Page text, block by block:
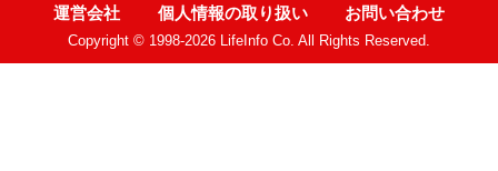
運営会社 個人情報の取り扱い お問い合わせ
Copyright © 1998-2026 LifeInfo Co. All Rights Reserved.